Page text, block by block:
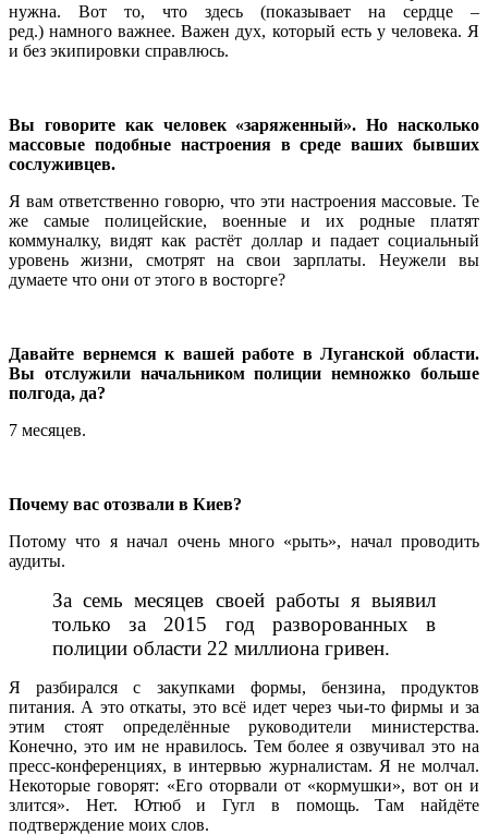
нужна. Вот то, что здесь (показывает на сердце –
ред.) намного важнее. Важен дух, который есть у человека. Я
и без экипировки справлюсь.
Вы говорите как человек «заряженный». Но насколько
массовые подобные настроения в среде ваших бывших
сослуживцев.
Я вам ответственно говорю, что эти настроения массовые. Те
же самые полицейские, военные и их родные платят
коммуналку, видят как растёт доллар и падает социальный
уровень жизни, смотрят на свои зарплаты. Неужели вы
думаете что они от этого в восторге?
Давайте вернемся к вашей работе в Луганской области.
Вы отслужили начальником полиции немножко больше
полгода, да?
7 месяцев.
Почему вас отозвали в Киев?
Потому что я начал очень много «рыть», начал проводить
аудиты.
За семь месяцев своей работы я выявил
только за 2015 год разворованных в
полиции области 22 миллиона гривен.
Я разбирался с закупками формы, бензина, продуктов
питания. А это откаты, это всё идет через чьи-то фирмы и за
этим стоят определённые руководители министерства.
Конечно, это им не нравилось. Тем более я озвучивал это на
пресс-конференциях, в интервью журналистам. Я не молчал.
Некоторые говорят: «Его оторвали от «кормушки», вот он и
злится». Нет. Ютюб и Гугл в помощь. Там найдёте
подтверждение моих слов.